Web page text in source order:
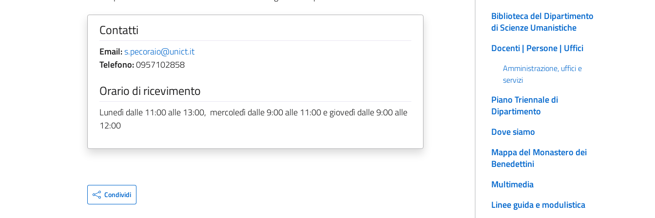
Contatti
Email:s.pecoraio@unict.it
Telefono:0957102858
Orario di ricevimento
Lunedì dalle 11:00 alle 13:00, mercoledì dalle 9:00 alle 11:00 e giovedì dalle 9:00 alle
12:00
Condividi
Biblioteca del Dipartimento
di Scienze Umanistiche
Docenti | Persone | Uffici
Amministrazione, uffici e
servizi
Piano Triennale di
Dipartimento
Dove siamo
Mappa del Monastero dei
Benedettini
Multimedia
Linee guida e modulistica